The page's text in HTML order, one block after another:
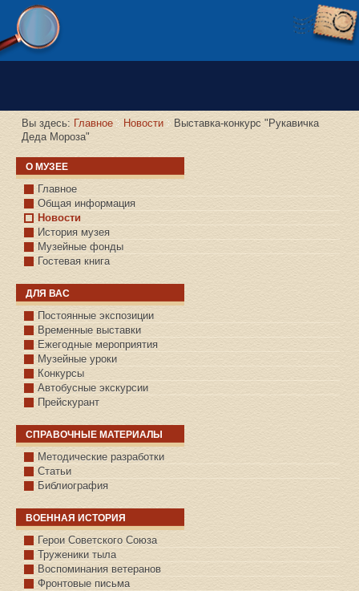
Версия сайта для слабовидящих
Вы здесь: Главное Новости
Выставка-конкурс "Рукавичка
Деда Мороза"
О МУЗЕЕ
Главное
Общая информация
Новости
История музея
Музейные фонды
Гостевая книга
ДЛЯ ВАС
Постоянные экспозиции
Временные выставки
Ежегодные мероприятия
Музейные уроки
Конкурсы
Автобусные экскурсии
Прейскурант
СПРАВОЧНЫЕ МАТЕРИАЛЫ
Методические разработки
Статьи
Библиография
ВОЕННАЯ ИСТОРИЯ
С.КАЗАНСКОЕ
Герои Советского Союза
Труженики тыла
Воспоминания ветеранов
Фронтовые письма